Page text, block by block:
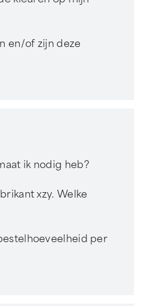
en/of zijn deze
ik nodig heb?
xzy. Welke
per